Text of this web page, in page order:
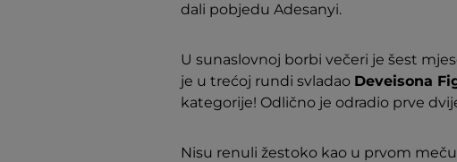
dali pobjedu Adesanyi.
U sunaslovnoj borbi večeri je šest
je u trećoj rundi svladao Deveisona
kategorije! Odlično je odradio prve
Nisu renuli žestoko kao u prvom